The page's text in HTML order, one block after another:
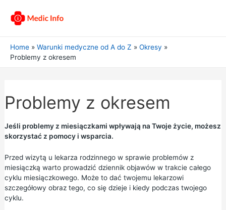
Home Warunki medyczne od A do Z
Okresy
Problemy z okresem
Problemy z okresem
Jeśli problemy z miesiączkami wpływają na Twoje życie, możesz
skorzystać z pomocy i wsparcia.
Przed wizytą u lekarza rodzinnego w sprawie problemów z
miesiączką warto prowadzić dziennik objawów w trakcie całego
cyklu miesiączkowego. Może to dać twojemu lekarzowi
szczegółowy obraz tego, co się dzieje i kiedy podczas twojego
cyklu.